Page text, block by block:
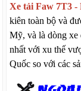
Xe tải Faw 7T3 -
kiên toàn bộ và
Mỹ, và là dòng xe
nhất với xu thế
Quốc so với các